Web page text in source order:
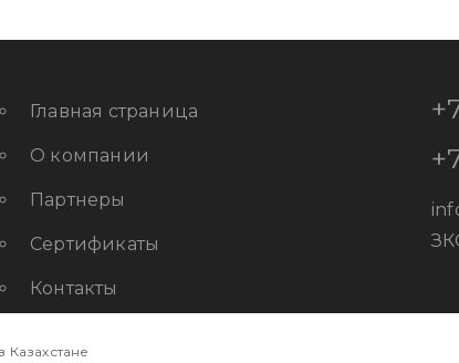
Главная страница
О компании
Партнеры
Сертификаты
Контакты